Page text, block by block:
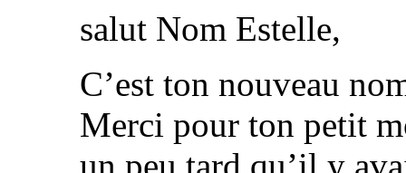
salut Nom Estelle,
C’est ton nouveau
Merci pour ton petit